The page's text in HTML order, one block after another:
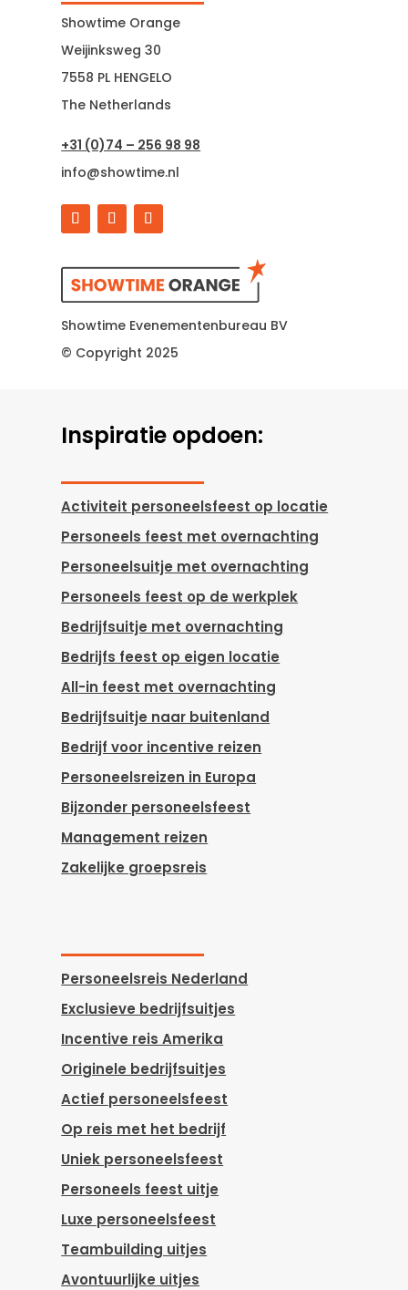
Showtime Orange
Weijinksweg 30
7558 PL HENGELO
The Netherlands
+31 (0)74 – 256 98 98
info@showtime.nl
Showtime Evenementenbureau BV
© Copyright 2025
Inspiratie opdoen:
Activiteit personeelsfeest op locatie
Personeels feest met overnachting
Personeelsuitje met overnachting
Personeels feest op de werkplek
Bedrijfsuitje met overnachting
Bedrijfs feest op eigen locatie
All-in feest met overnachting
Bedrijfsuitje naar buitenland
Bedrijf voor incentive reizen
Personeelsreizen in Europa
Bijzonder personeelsfeest
Management reizen
Zakelijke groepsreis
Personeelsreis Nederland
Exclusieve bedrijfsuitjes
Incentive reis Amerika
Originele bedrijfsuitjes
Actief personeelsfeest
Op reis met het bedrijf
Uniek personeelsfeest
Personeels feest uitje
Luxe personeelsfeest
Teambuilding uitjes
Avontuurlijke uitjes